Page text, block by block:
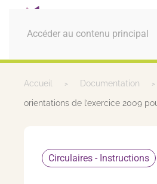
Accéder au contenu principal
Accueil Documentation
orientations de l’exercice 2009
Circulaires - Instructions